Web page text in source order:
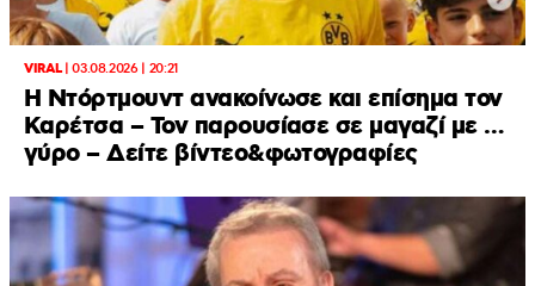
VIRAL|03.08.2026 | 20:21
Η Ντόρτμουντ ανακοίνωσε και επίσημα τον
Καρέτσα – Τον παρουσίασε σε μαγαζί με …
γύρο – Δείτε βίντεο&φωτογραφίες